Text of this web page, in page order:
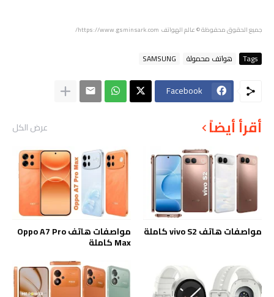
جميع الحقوق محفوظة© عالم الهواتف https://www.gsminsark.com/
Tags هواتف محمولة SAMSUNG
Facebook
أقرأ أيضاً عرض الكل
مواصفات هاتف vivo S2 كاملة مواصفات هاتف Oppo A7 Pro
Max كاملة